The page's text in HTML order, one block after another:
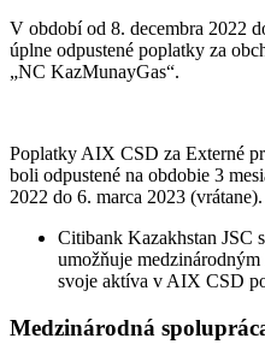
V období od 8. decembra 2022
úplne odpustené poplatky za
„NC KazMunayGas“.
Poplatky AIX CSD za Externé
boli odpustené na obdobie 3
2022 do 6. marca 2023 (vrátane).
Citibank Kazakhstan JSC
umožňuje
svoje aktíva v AIX CSD
Medzinárodná